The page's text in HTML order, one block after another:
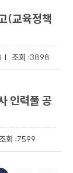
(교육정책
3898
인력풀 공
7599